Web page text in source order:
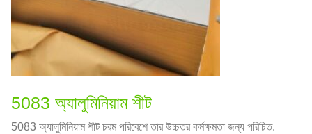
5083 অ্যালুমিনিয়াম শীট
5083 অ্যালুমিনিয়াম শীট চরম পরিবেশে তার উচ্চতর কর্মক্ষমতা জন্য পরিচিত.